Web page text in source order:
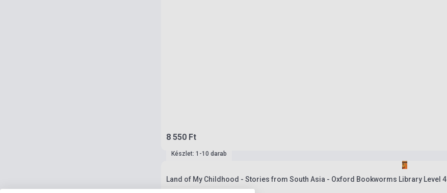
8 550 Ft
Készlet: 1-10 darab
Land of My Childhood - Stories from South Asia - Oxford Bookworms Library Level 4